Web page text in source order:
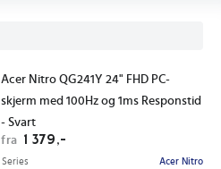
Acer Nitro QG241Y 24" FHD PC-
skjerm med 100Hz og 1ms Responstid
- Svart
fra 1 379,-
Series Acer Nitro